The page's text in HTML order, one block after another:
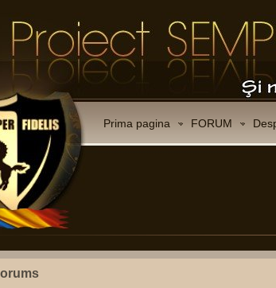
Prima pagina FORUM